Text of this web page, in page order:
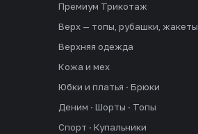
Премиум Трикотаж
Верх — топы, рубашки, жакеты
Верхняя одежда
Кожа и мех
Юбки и платья · Брюки
Деним · Шорты · Топы
Спорт · Купальники